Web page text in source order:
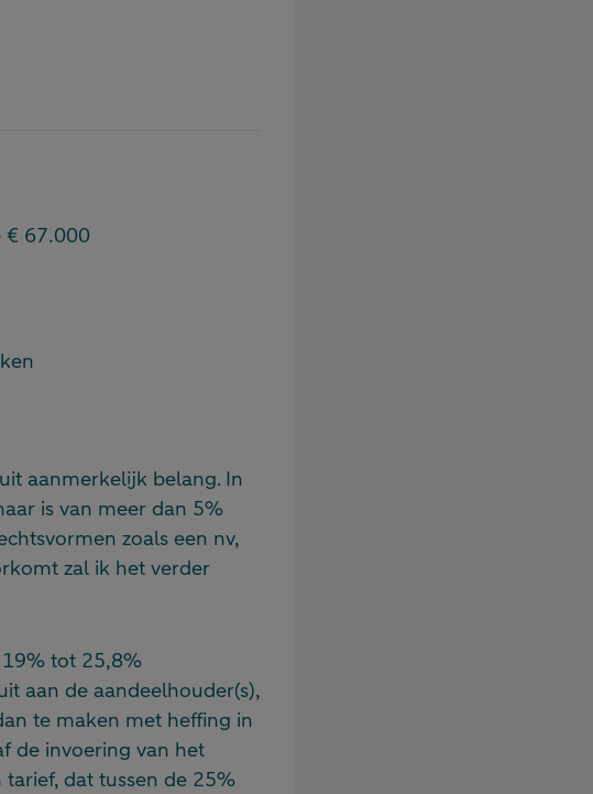
€ 67.000
aanmerkelijk belang. In
is van meer dan 5%
zoals een nv,
zal ik het verder
tot 25,8%
aan de aandeelhouder(s),
te maken met heffing in
de invoering van het
dat tussen de 25%